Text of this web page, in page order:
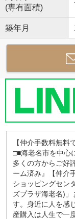
(専有面積)
築年月
【仲介手数料無料
□■海老名市を中心
多くの方からご好
ーム済み』【仲介
ショッピングセン
ズプラザ海老名)
す。身近に人を感
産購入は人生で一